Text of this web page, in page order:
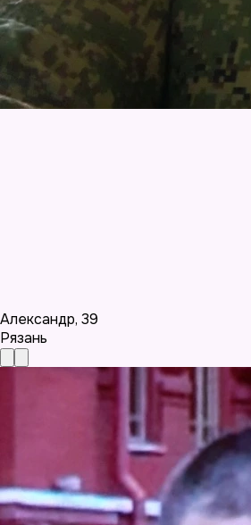
Александр, 39
Рязань